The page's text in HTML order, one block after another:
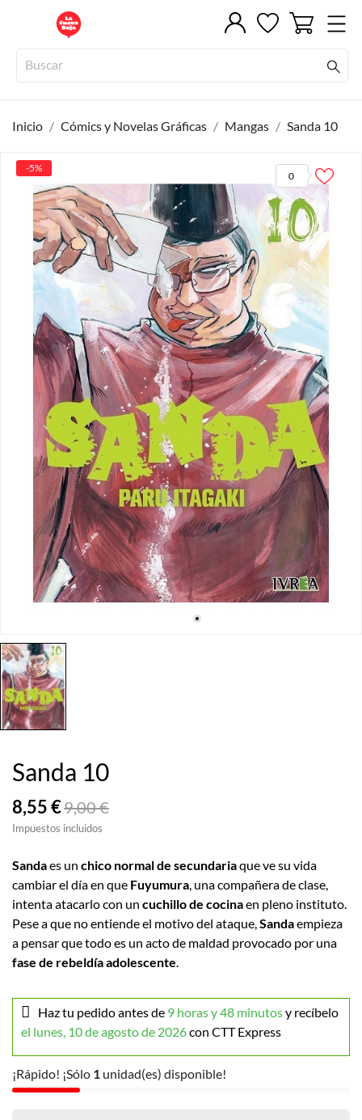
Inicio Cómics y Novelas Gráficas Mangas Sanda 10
0
-5%
Sanda 10
8,55 €9,00 €
Impuestos incluidos
Sandaes un chico normal de secundariaque ve su vida
cambiar el día en que Fuyumura, una compañera de clase,
intenta atacarlo con un cuchillo de cocinaen pleno instituto.
Pese a que no entiende el motivo del ataque,Sandaempieza
a pensar que todo es un acto de maldad provocado por una
fase de rebeldía adolescente.
Haz tu pedido antes de 9 horas y 48 minutosy recíbelo
el lunes, 10 de agosto de 2026con CTT Express
¡Rápido! ¡Sólo 1 unidad(es) disponible!